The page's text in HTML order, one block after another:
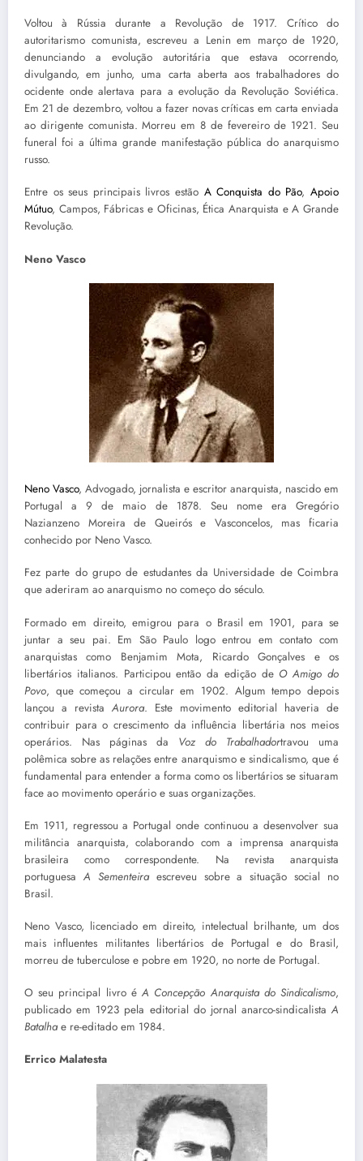
Voltou à Rússia durante a Revolução de 1917. Crítico do
autoritarismo comunista, escreveu a Lenin em março de 1920,
denunciando a evolução autoritária que estava ocorrendo,
divulgando, em junho, uma carta aberta aos trabalhadores do
ocidente onde alertava para a evolução da Revolução Soviética.
Em 21 de dezembro, voltou a fazer novas críticas em carta enviada
ao dirigente comunista. Morreu em 8 de fevereiro de 1921. Seu
funeral foi a última grande manifestação pública do anarquismo
russo.
Entre os seus principais livros estão A Conquista do Pão,Apoio
Mútuo, Campos, Fábricas e Oficinas, Ética Anarquista e A Grande
Revolução.
Neno Vasco
Neno Vasco, Advogado, jornalista e escritor anarquista, nascido em
Portugal a 9 de maio de 1878. Seu nome era Gregório
Nazianzeno Moreira de Queirós e Vasconcelos, mas ficaria
conhecido por Neno Vasco.
Fez parte do grupo de estudantes da Universidade de Coimbra
que aderiram ao anarquismo no começo do século.
Formado em direito, emigrou para o Brasil em 1901, para se
juntar a seu pai. Em São Paulo logo entrou em contato com
anarquistas como Benjamim Mota, Ricardo Gonçalves e os
libertários italianos. Participou então da edição de O Amigo do
Povo, que começou a circular em 1902. Algum tempo depois
lançou a revista Aurora. Este movimento editorial haveria de
contribuir para o crescimento da influência libertária nos meios
operários. Nas páginas da Voz do Trabalhadortravou uma
polêmica sobre as relações entre anarquismo e sindicalismo, que é
fundamental para entender a forma como os libertários se situaram
face ao movimento operário e suas organizações.
Em 1911, regressou a Portugal onde continuou a desenvolver sua
militância anarquista, colaborando com a imprensa anarquista
brasileira como correspondente. Na revista anarquista
portuguesa A Sementeiraescreveu sobre a situação social no
Brasil.
Neno Vasco, licenciado em direito, intelectual brilhante, um dos
mais influentes militantes libertários de Portugal e do Brasil,
morreu de tuberculose e pobre em 1920, no norte de Portugal.
O seu principal livro éA Concepção Anarquista do Sindicalismo,
publicado em 1923 pela editorial do jornal anarco-sindicalista A
Batalhae re-editado em 1984.
Errico Malatesta